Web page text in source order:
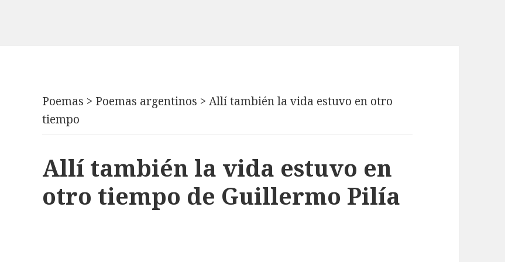
Poemas > Poemas argentinos >Allí también la vida estuvo en otro
tiempo
Allí también la vida estuvo en
otro tiempo de Guillermo Pilía